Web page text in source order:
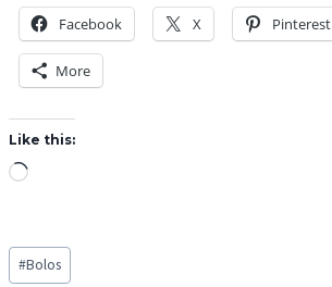
Facebook X Pinterest
More
Like this:
L
d
Post
Tags:
#Bolos